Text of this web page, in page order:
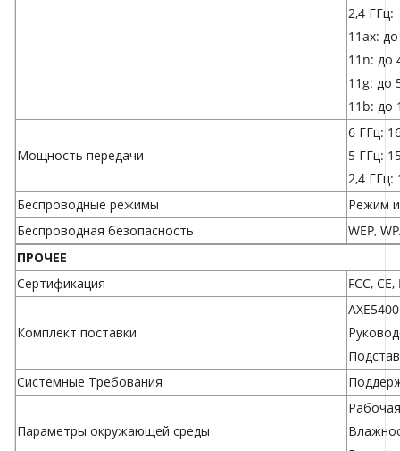
2,4 ГГц:
11ax:
11n: до
11g: до
11b: до
Мощность передачи
6 ГГц:
5 ГГц:
2,4 ГГц:
Беспроводные режимы
Режим
Беспроводная безопасность
WEP,
ПРОЧЕЕ
Сертификация
FCC,
Комплект поставки
Системные Требования
Параметры окружающей среды